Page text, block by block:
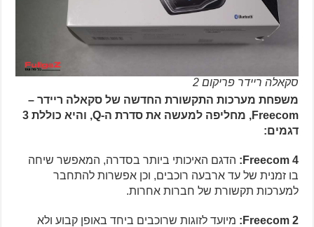
סקאלה ריידר פריקום 2
משפחת מערכות התקשורת החדשה של סקאלה ריידר –
Freecom, מחליפה למעשה את סדרת ה-Q, והיא כוללת 3
דגמים:
Freecom 4:
הדגם האיכותי ביותר בסדרה, המאפשר שיחה
בו זמנית של עד ארבעה רוכבים, וכן אפשרות להתחבר
למערכות תקשורת של חברות אחרות.
Freecom 2:
מיועד לזוגות שרוכבים ביחד באופן קבוע ולא